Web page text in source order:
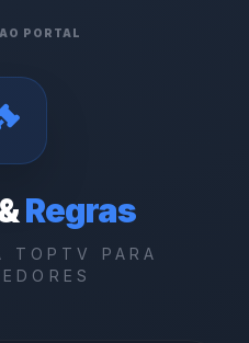
PORTAL
Regras
TOPTV PARA